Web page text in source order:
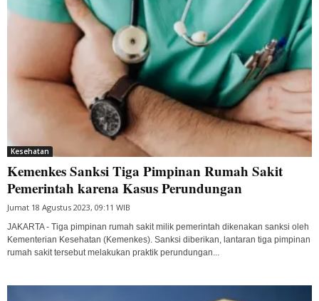
Kesehatan
Kemenkes Sanksi Tiga Pimpinan Rumah Sakit
Pemerintah karena Kasus Perundungan
Jumat 18 Agustus 2023, 09:11 WIB
JAKARTA - Tiga pimpinan rumah sakit milik pemerintah dikenakan sanksi oleh
Kementerian Kesehatan (Kemenkes). Sanksi diberikan, lantaran tiga pimpinan
rumah sakit tersebut melakukan praktik perundungan...